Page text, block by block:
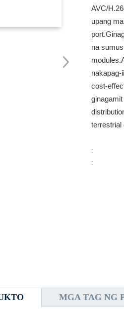
AVC/
upang
na
nakapag-
cost-
terrestrial
:
:
MGA TAG NG